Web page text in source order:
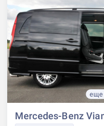
еще
Mercedes-Benz